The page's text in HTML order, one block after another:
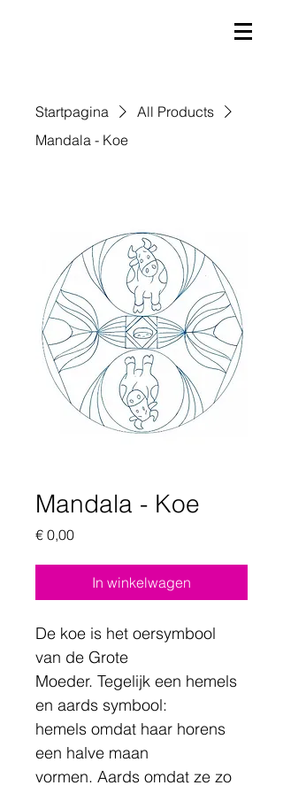
Startpagina
All Products
Mandala - Koe
Mandala - Koe
€ 0,00Prijs
In winkelwagen
De koe is het oersymbool
van de Grote
Moeder. Tegelijk een hemels
en aards symbool:
hemels omdat haar horens
een halve maan
vormen. Aards omdat ze zo